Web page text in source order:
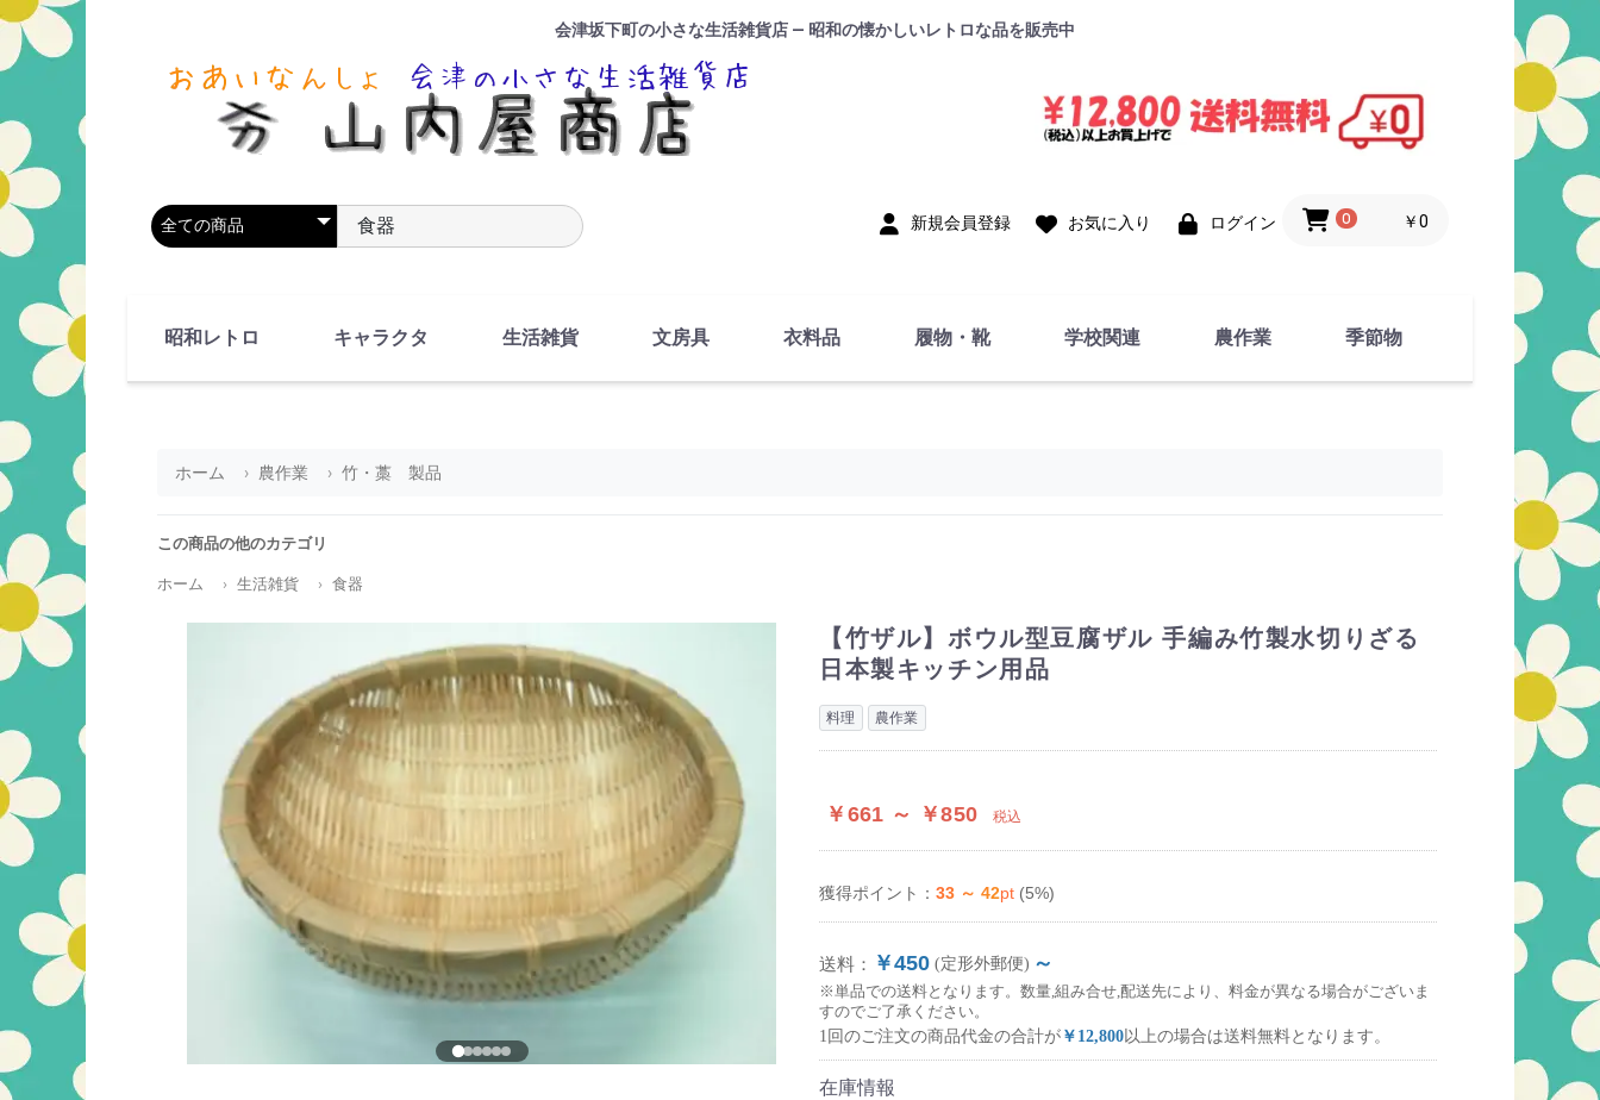
会津坂下町の小さな生活雑貨店 — 昭和の懐かしいレトロな品を販売中
商品カテゴリを選択 商品名やキーワードを入力 新規会員登録 お気に入り ログイン 0 ￥0
昭和レトロ キャラクタ 生活雑貨 文房具 衣料品 履物・靴 学校関連 農作業 季節物
ホーム 農作業 竹・藁 製品
この商品の他のカテゴリ
ホーム 生活雑貨 食器
【竹ザル】ボウル型豆腐ザル 手編み竹製水切りざる
日本製キッチン用品
料理 農作業
￥661 ～ ￥850 税込
獲得ポイント： 33 ～ 42pt (5%)
送料： ￥450 (定形外郵便) ～
※単品での送料となります。数量,組み合せ,配送先により、料金が異なる場合がございま
すのでご了承ください。
1回のご注文の商品代金の合計が ￥12,800以上の場合は送料無料となります。
在庫情報